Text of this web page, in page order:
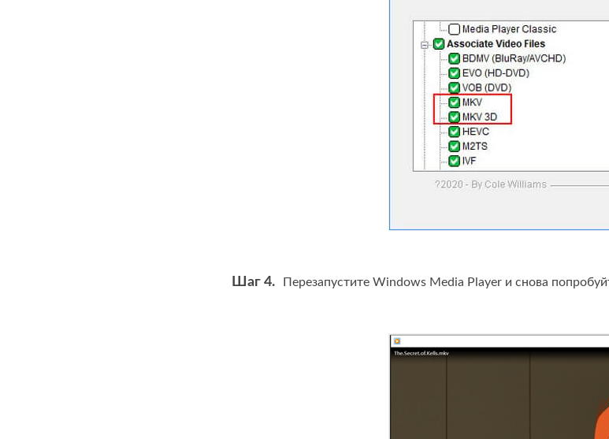
Шаг 4. Перезапустите Windows Media Player и снова